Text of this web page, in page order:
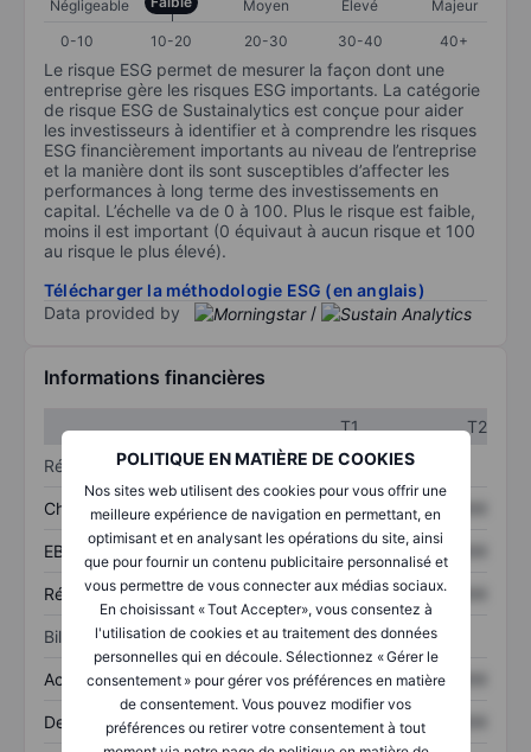
POLITIQUE EN MATIÈRE DE COOKIES
Nos sites web utilisent des cookies pour vous offrir une
meilleure expérience de navigation en permettant, en
optimisant et en analysant les opérations du site, ainsi
que pour fournir un contenu publicitaire personnalisé et
vous permettre de vous connecter aux médias sociaux.
En choisissant « Tout Accepter», vous consentez à
l'utilisation de cookies et au traitement des données
personnelles qui en découle. Sélectionnez « Gérer le
consentement » pour gérer vos préférences en matière
de consentement. Vous pouvez modifier vos
préférences ou retirer votre consentement à tout
Négligeable Moyen Élevé
Majeur
0-10
10-20 20-30 30-40 40+
Le risque ESG permet de mesurer la façon dont une
entreprise gère les risques ESG importants. La catégorie
de risque ESG de Sustainalytics est conçue pour aider
les investisseurs à identifier et à comprendre les risques
ESG financièrement importants au niveau de l’entreprise
et la manière dont ils sont susceptibles d’affecter les
performances à long terme des investissements en
capital. L’échelle va de 0 à 100. Plus le risque est faible,
moins il est important (0 équivaut à aucun risque et 100
au risque le plus élevé).
Télécharger la méthodologie ESG (en anglais)
Data provided by
/
Informations financières
T1
T2
Résultats
Chiffre d’affaires XXXXXXX XXXXXXX
EBITDA XXXXXXX XXXXXXX
Résultat net XXXXXXX XXXXXXX
Bilan
Actifs totaux XXXXXXX XXXXXXX
Dette totale XXXXXXX XXXXXXX